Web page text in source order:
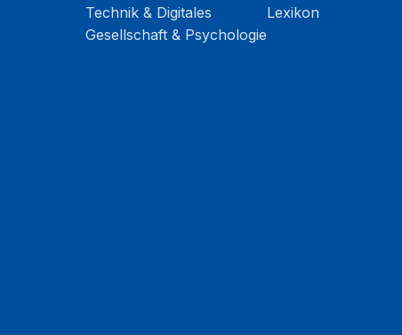
Technik & Digitales
Gesellschaft & Psychologie
Lexikon